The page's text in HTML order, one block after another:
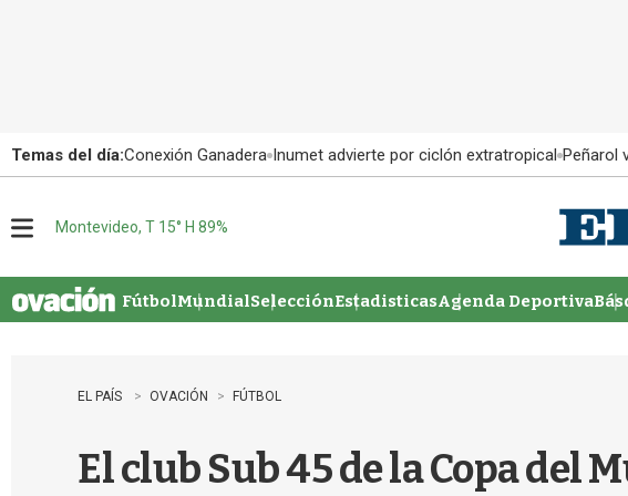
Temas del día:Conexión Ganadera Inumet advierte por ciclón extratropical Peñarol
u
Montevideo, T 15° H 89%
FútbolMundialSelecciónEstadisticasAgenda Deportiva
EL PAÍS OVACIÓN FÚTBOL
El club Sub 45 de la Copa del